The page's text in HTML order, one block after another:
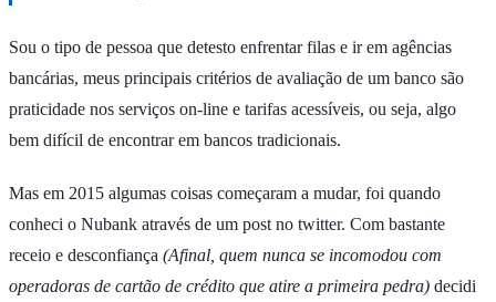
Sou o tipo de pessoa que detesto enfrentar filas e ir em agências
bancárias, meus principais critérios de avaliação de um banco são
praticidade nos serviços on-line e tarifas acessíveis, ou seja, algo
bem difícil de encontrar em bancos tradicionais.
Mas em 2015 algumas coisas começaram a mudar, foi quando
conheci o Nubank através de um post no twitter. Com bastante
receio e desconfiança (Afinal, quem nunca se incomodou com
operadoras de cartão de crédito que atire a primeira pedra) decidi